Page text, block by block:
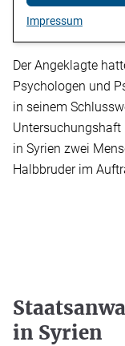
Impressum
Der Angeklagte
Psychologen und
in seinem
Untersuchungshaft
in Syrien zwei
Halbbruder im
in Syrien